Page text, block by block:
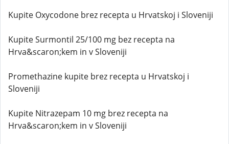
Kupite Oxycodone brez recepta u Hrvatskoj i Sloveniji
Kupite Surmontil 25/100 mg bez recepta na
Hrva&scaron;kem in v Sloveniji
Promethazine kupite brez recepta u Hrvatskoj i
Sloveniji
Kupite Nitrazepam 10 mg brez recepta na
Hrva&scaron;kem in v Sloveniji